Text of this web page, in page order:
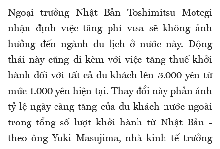
Ngoại trưởng Nhật Bản Toshimitsu Motegi
nhận định việc tăng phí visa sẽ không ảnh
hưởng đến ngành du lịch ở nước này. Động
thái này cũng đi kèm với việc tăng thuế khởi
hành đối với tất cả du khách lên 3.000 yên từ
mức 1.000 yên hiện tại. Thay đổi này phản ánh
tỷ lệ ngày càng tăng của du khách nước ngoài
trong tổng số lượt khởi hành từ Nhật Bản -
theo ông Yuki Masujima, nhà kinh tế trưởng